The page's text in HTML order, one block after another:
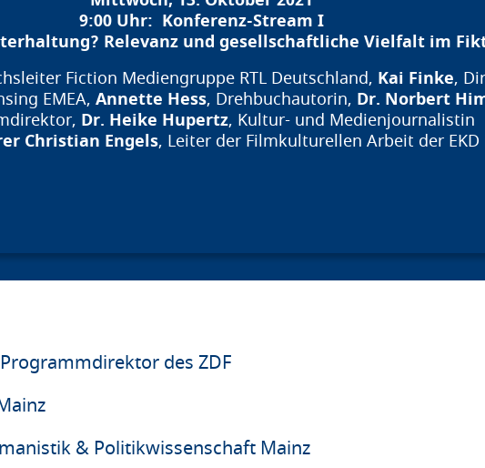
9:00 Uhr: Konferenz-Stream I
Relevanz und gesellschaftliche Vielfalt im
Fiction Mediengruppe RTL Deutschland, Kai Finke,
EMEA, Annette Hess, Drehbuchautorin, Dr. Norbert
Dr. Heike Hupertz, Kultur- und Medienjournalistin
Christian Engels, Leiter der Filmkulturellen Arbeit der EKD
des ZDF
& Politikwissenschaft Mainz